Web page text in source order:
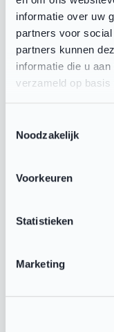
informatie over uw
partners voor
partners kunnen
informatie die u
verzameld op
Noodzakelijk
Voorkeuren
Statistieken
Marketing
Deel deze